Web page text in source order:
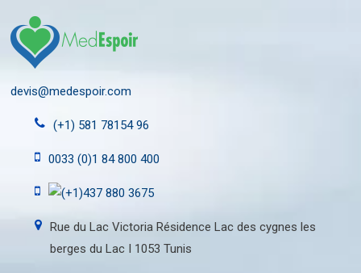
devis@medespoir.com
(+1) 581 78154 96
0033 (0)1 84 800 400
(+1)437 880 3675
Rue du Lac Victoria Résidence Lac des cygnes les
berges du Lac I 1053 Tunis